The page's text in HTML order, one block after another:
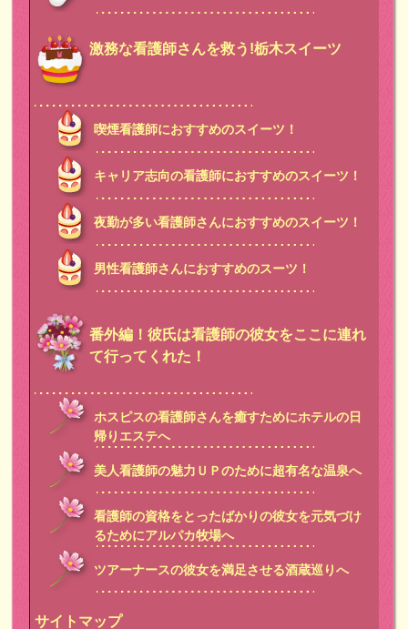
激務な看護師さんを救う!栃木スイーツ
喫煙看護師におすすめのスイーツ！
キャリア志向の看護師におすすめのスイーツ！
夜勤が多い看護師さんにおすすめのスイーツ！
男性看護師さんにおすすめのスーツ！
番外編！彼氏は看護師の彼女をここに連れ
て行ってくれた！
ホスピスの看護師さんを癒すためにホテルの日
帰りエステへ
美人看護師の魅力ＵＰのために超有名な温泉へ
看護師の資格をとったばかりの彼女を元気づけ
るためにアルパカ牧場へ
ツアーナースの彼女を満足させる酒蔵巡りへ
サイトマップ